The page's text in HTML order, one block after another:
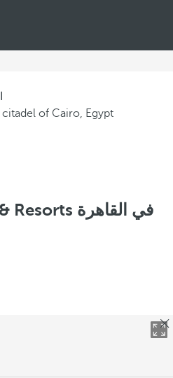
Barceló Hotels & Resorts في القاهرة